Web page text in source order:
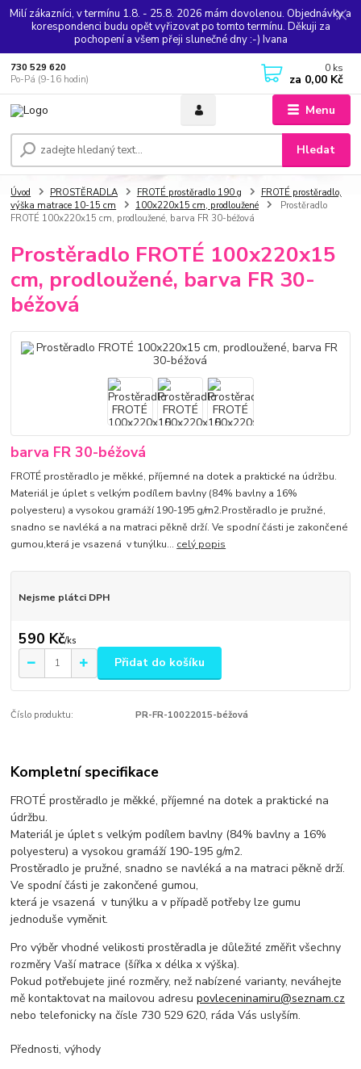
Milí zákazníci, v termínu 1.8. - 25.8. 2026 mám dovolenou. Objednávky a
korespondenci budu opět vyřizovat po tomto termínu. Děkuji za
pochopení a všem přeji slunečné dny :-) Ivana
Menu
Hledat
730 529 620
Po-Pá (9-16 hodin)
0 ks
za 0,00 Kč
Úvod PROSTĚRADLA FROTÉ prostěradlo 190 g
FROTÉ prostěradlo,
výška matrace 10-15 cm
100x220x15 cm, prodloužené
Prostěradlo
FROTÉ 100x220x15 cm, prodloužené, barva FR 30-béžová
Prostěradlo FROTÉ 100x220x15
cm, prodloužené, barva FR 30-
béžová
barva FR 30-béžová
FROTÉ prostěradlo je měkké, příjemné na dotek a praktické na údržbu.
Materiál je úplet s velkým podílem bavlny (84% bavlny a 16%
polyesteru) a vysokou gramáží 190-195 g/m2.Prostěradlo je pružné,
snadno se navléká a na matraci pěkně drží. Ve spodní části je zakončené
gumou,která je vsazená v tunýlku... celý popis
Nejsme plátci DPH
590 Kč/ks
Přidat do košíku
Číslo produktu: PR-FR-10022015-béžová
Kompletní specifikace
FROTÉ prostěradlo je měkké, příjemné na dotek a praktické na
údržbu.
Materiál je úplet s velkým podílem bavlny (84% bavlny a 16%
polyesteru) a vysokou gramáží 190-195 g/m2.
Prostěradlo je pružné, snadno se navléká a na matraci pěkně drží.
Ve spodní části je zakončené gumou,
která je vsazená v tunýlku a v případě potřeby lze gumu
jednoduše vyměnit.
Pro výběr vhodné velikosti prostěradla je důležité změřit všechny
rozměry Vaší matrace (šířka x délka x výška).
Pokud potřebujete jiné rozměry, než nabízené varianty, neváhejte
mě kontaktovat na mailovou adresupovleceninamiru@seznam.cz
nebo telefonicky na čísle 730 529 620, ráda Vás uslyším.
Přednosti, výhody